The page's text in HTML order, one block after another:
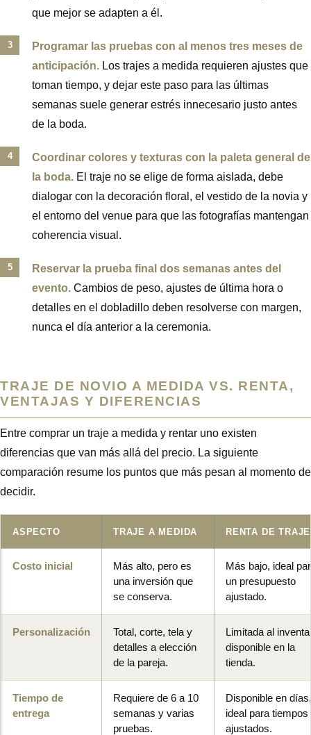
que mejor se adapten a él.
Programar las pruebas con al menos tres meses de
anticipación. Los trajes a medida requieren ajustes que
toman tiempo, y dejar este paso para las últimas
semanas suele generar estrés innecesario justo antes
de la boda.
Coordinar colores y texturas con la paleta general de
la boda. El traje no se elige de forma aislada, debe
dialogar con la decoración floral, el vestido de la novia y
el entorno del venue para que las fotografías mantengan
coherencia visual.
Reservar la prueba final dos semanas antes del
evento. Cambios de peso, ajustes de última hora o
detalles en el dobladillo deben resolverse con margen,
nunca el día anterior a la ceremonia.
TRAJE DE NOVIO A MEDIDA VS. RENTA,
VENTAJAS Y DIFERENCIAS
Entre comprar un traje a medida y rentar uno existen
diferencias que van más allá del precio. La siguiente
comparación resume los puntos que más pesan al momento de
decidir.
ASPECTO TRAJE A MEDIDA RENTA DE TRAJE
Costo inicial
Más alto, pero es
una inversión que
se conserva.
Más bajo, ideal
un presupuesto
ajustado.
Personalización
Total, corte, tela y
detalles a elección
de la pareja.
Limitada al
disponible en la
tienda.
Tiempo de
entrega
Requiere de 6 a 10
semanas y varias
pruebas.
Disponible en días,
ideal para tiempos
ajustados.